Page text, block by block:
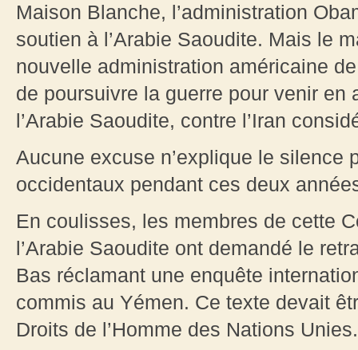
Maison Blanche, l’administration
soutien à l’Arabie Saoudite. Mais le
nouvelle administration américaine
de poursuivre la guerre pour venir en
l’Arabie Saoudite, contre l’Iran
Aucune excuse n’explique le silence
occidentaux pendant ces deux
En coulisses, les membres de cette
l’Arabie Saoudite ont demandé le
Bas réclamant une enquête
commis au Yémen. Ce texte devait
Droits de l’Homme des Nations Unies.